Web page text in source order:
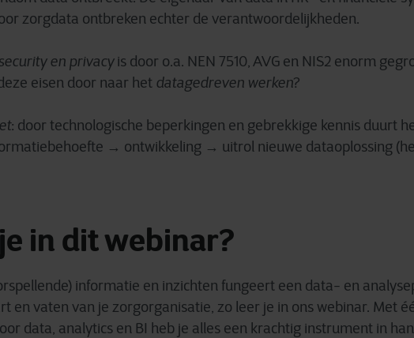
zorgdata ontbreken echter de verantwoordelijkheden.
en privacyis door o.a. NEN 7510, AVG en NIS2 enorm
eisen door naar het datagedreven werken?
: door technologische beperkingen en gebrekkige kennis duurt
→ ontwikkeling → uitrol nieuwe dataoplossing
in dit webinar?
informatie en inzichten fungeert een data- en
en vaten van je zorgorganisatie, zo leer je in ons webinar. Met
data, analytics en BI heb je alles een krachtig instrument in